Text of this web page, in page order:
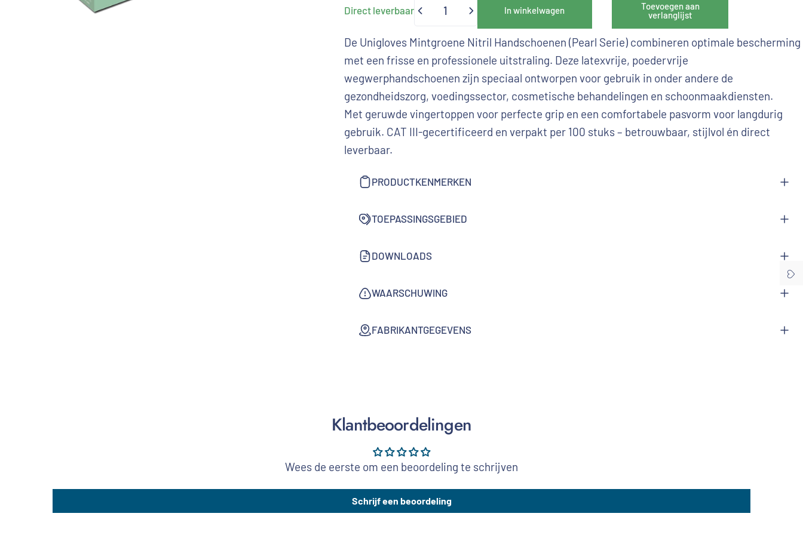
Direct leverbaar
Hoeveelheid
In winkelwagen
Toevoegen aan
verlanglijst
De Unigloves Mintgroene Nitril Handschoenen (Pearl Serie) combineren optimale bescherming
met een frisse en professionele uitstraling. Deze latexvrije, poedervrije
wegwerphandschoenen zijn speciaal ontworpen voor gebruik in onder andere de
gezondheidszorg, voedingssector, cosmetische behandelingen en schoonmaakdiensten.
Met geruwde vingertoppen voor perfecte grip en een comfortabele pasvorm voor langdurig
gebruik. CAT III-gecertificeerd en verpakt per 100 stuks – betrouwbaar, stijlvol én direct
leverbaar.
PRODUCTKENMERKEN
TOEPASSINGSGEBIED
DOWNLOADS
WAARSCHUWING
FABRIKANTGEGEVENS
Klantbeoordelingen
Wees de eerste om een beoordeling te schrijven
Schrijf een beoordeling